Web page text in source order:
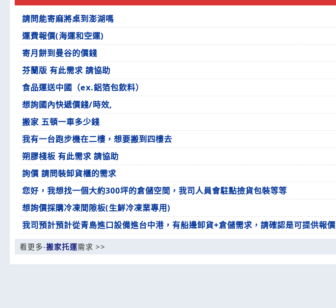
請問能寄麻將桌到澎湖嗎
運費報價(海運和空運)
寄月餅到曼谷的價錢
芬蘭版 有此需求 請協助
食品運送中國（ex.鋁箔包飲料）
想詢國內快遞價錢/時效,
搬家 五頓一車多少錢
我有一台跑步機在二樓，想要搬到四樓去
朔膠棧板 有此需求 請協助
詢價 請問裝卸貨櫃的需求
您好，我想找一個大約300坪的倉儲空間，我司人員會駐點撿貨包裝等等
想詢價採購冷凍間隙板(生鮮冷凍業專用)
我司預計預計從青島進口設備進台中港，有船邊卸貨+倉儲需求，請確認是可提供報價
看更多-搬家托運需求 >>